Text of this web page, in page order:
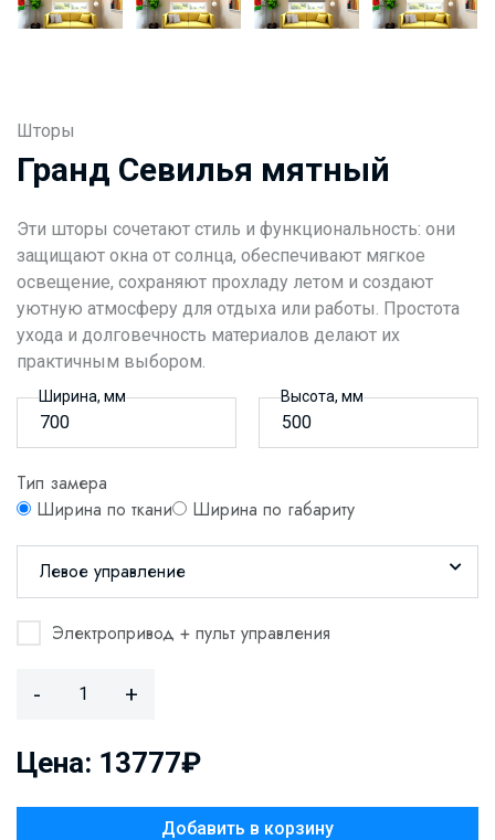
Шторы
Гранд Севилья мятный
Эти шторы сочетают стиль и функциональность: они
защищают окна от солнца, обеспечивают мягкое
освещение, сохраняют прохладу летом и создают
уютную атмосферу для отдыха или работы. Простота
ухода и долговечность материалов делают их
практичным выбором.
Ширина, мм Высота, мм
Тип замера
Ширина по ткани
Ширина по габариту
Левое управление
Электропривод + пульт управления
- +
Цена: 13777₽
Добавить в корзину